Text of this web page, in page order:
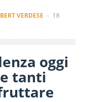
VERDESE - 18
oggi
tanti